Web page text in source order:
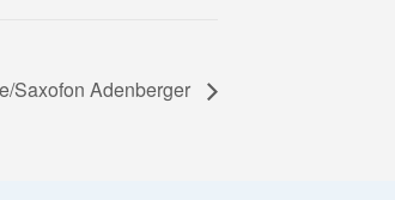
Saxofon Adenberger